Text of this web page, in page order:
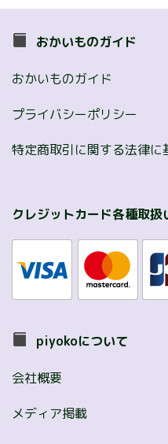
おかいものガイド
おかいものガイド
プライバシーポリシー
特定商取引に関する法律に
クレジットカード各種取扱
piyokoについて
会社概要
メディア掲載